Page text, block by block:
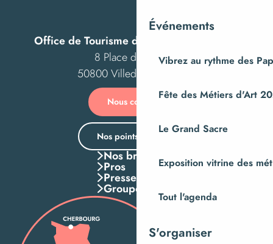
Événements
Vibrez au rythme des
Fête des Métiers d'Art
Le Grand Sacre
Exposition vitrine des
Tout l'agenda
S'organiser
Hambye 3D - L'abbaye médiévale en réalité virtuelle
Office de Tourisme de Villedieu Intercom
8 Place des Costils
50800 Villedieu-les-Poêles
Nous contacter
Nos points d’accueil
Nos brochures
Pros
Presse
Groupes